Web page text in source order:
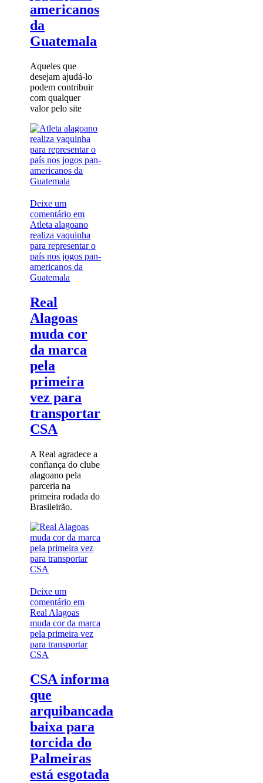
americanos
da
Guatemala
Aqueles que
desejam ajudá-lo
podem contribuir
com qualquer
valor pelo site
Deixe um
comentárioem
Atleta alagoano
realiza vaquinha
para representar o
país nos jogos pan-
americanos da
Guatemala
Real
Alagoas
muda cor
da marca
pela
primeira
vez para
transportar
CSA
A Real agradece a
confiança do clube
alagoano pela
parceria na
primeira rodada do
Brasileirão.
Deixe um
comentárioem
Real Alagoas
muda cor da marca
pela primeira vez
para transportar
CSA
CSA informa
que
arquibancada
baixa para
torcida do
Palmeiras
está esgotada